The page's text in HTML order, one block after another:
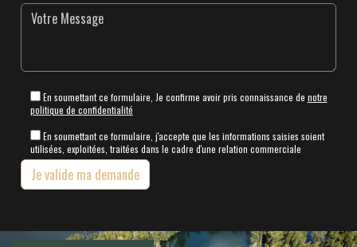
En soumettant ce formulaire, Je confirme avoir pris connaissance de notre
politique de confidentialité
En soumettant ce formulaire, j'accepte que les informations saisies soient
utilisées, exploitées, traitées dans le cadre d'une relation commerciale